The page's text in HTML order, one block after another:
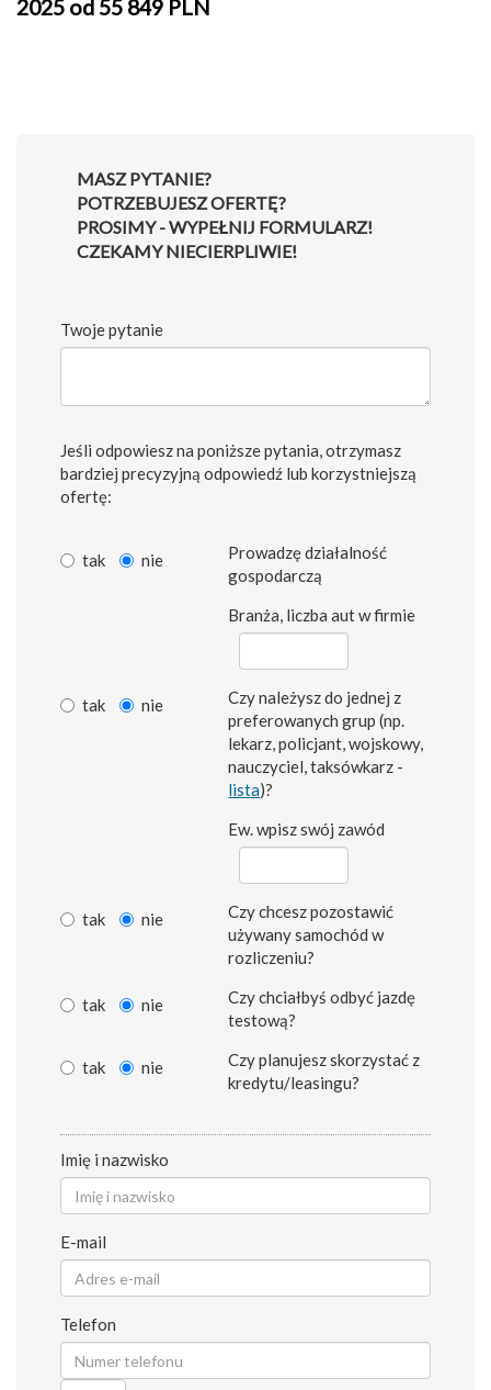
2025 od 55 849 PLN
MASZ PYTANIE?
POTRZEBUJESZ OFERTĘ?
PROSIMY - WYPEŁNIJ FORMULARZ!
CZEKAMY NIECIERPLIWIE!
Twoje pytanie
Jeśli odpowiesz na poniższe pytania, otrzymasz
bardziej precyzyjną odpowiedź lub korzystniejszą
ofertę:
tak nie
Prowadzę działalność
gospodarczą
Branża, liczba aut w firmie
tak nie
Czy należysz do jednej z
preferowanych grup (np.
lekarz, policjant, wojskowy,
nauczyciel, taksówkarz -
lista)?
Ew. wpisz swój zawód
tak nie
Czy chcesz pozostawić
używany samochód w
rozliczeniu?
tak nie
Czy chciałbyś odbyć jazdę
testową?
tak nie
Czy planujesz skorzystać z
kredytu/leasingu?
Imię i nazwisko
E-mail
Telefon